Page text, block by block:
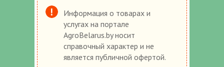
Информация о товарах и
услугах на портале
AgroBelarus.by носит
справочный характер и не
является публичной офертой.